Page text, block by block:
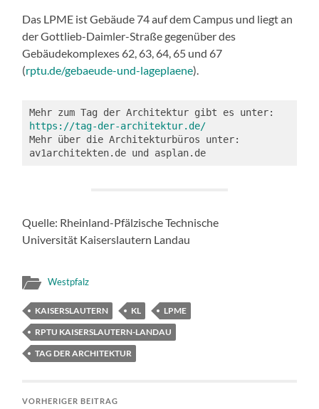
Das LPME ist Gebäude 74 auf dem Campus und liegt an
der Gottlieb-Daimler-Straße gegenüber des
Gebäudekomplexes 62, 63, 64, 65 und 67
(rptu.de/gebaeude-und-lageplaene).
https://tag-der-architektur.de/
Mehr über die Architekturbüros unter:
av1architekten.de und asplan.de
Quelle: Rheinland-Pfälzische Technische
Universität Kaiserslautern Landau
Westpfalz
KAISERSLAUTERN KL
LPME
RPTU KAISERSLAUTERN-LANDAU
TAG DER ARCHITEKTUR
VORHERIGER BEITRAG